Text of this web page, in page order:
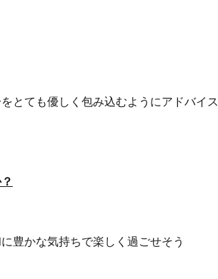
とても優しく包み込むようにアドバイス
豊かな気持ちで楽しく過ごせそう